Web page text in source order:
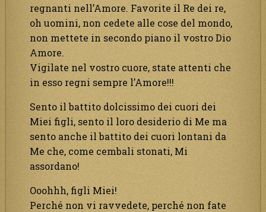
regnanti nell’Amore. Favorite il Re dei re,
oh uomini, non cedete alle cose del mondo,
non mettete in secondo piano il vostro Dio
Amore.
Vigilate nel vostro cuore, state attenti che
in esso regni sempre l’Amore!!!
Sento il battito dolcissimo dei cuori dei
Miei figli, sento il loro desiderio di Me ma
sento anche il battito dei cuori lontani da
Me che, come cembali stonati, Mi
assordano!
Ooohhh, figli Miei!
Perché non vi ravvedete, perché non fate